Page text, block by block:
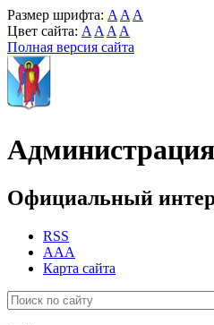
Размер шрифта: A A A
Цвет сайта: A A A A
Полная версия сайта
Официальный
RSS
AAA
Карта сайта